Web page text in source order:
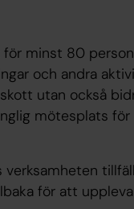
minst 80
och andra
utan också
mötesplats för
för att